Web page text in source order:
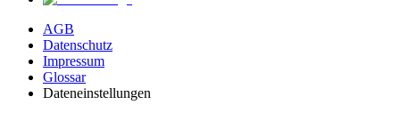
AGB
Datenschutz
Impressum
Glossar
Dateneinstellungen